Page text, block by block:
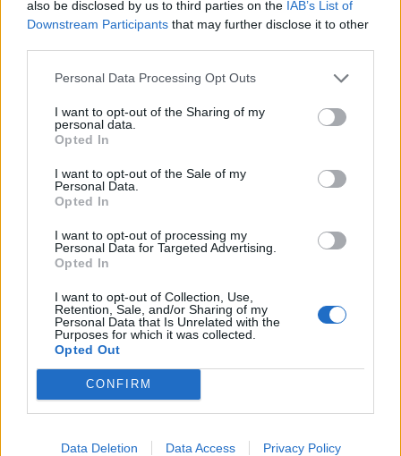
also be disclosed by us to third parties on the IAB’s List of
Downstream Participants that may further disclose it to other
Personal Data Processing Opt Outs
I want to opt-out of the Sharing of my
personal data.
Opted In
I want to opt-out of the Sale of my
Personal Data.
Opted In
I want to opt-out of processing my
Personal Data for Targeted Advertising.
Opted In
I want to opt-out of Collection, Use,
Retention, Sale, and/or Sharing of my
Personal Data that Is Unrelated with the
Purposes for which it was collected.
Opted Out
CONFIRM
Data Deletion Data Access Privacy Policy
Πού βρίσκεται η πιο ακριβή σουίτα
ξενοδοχείου στον κόσμο
Έχετε αναρωτηθεί ποτέ πώς θα ήταν το εσωτερικό ενός από τα
πιο ακριβά ρετιρέ ξενοδοχείων στο κόσμο στο οποίο, ρεαλιστικά
μιλώντας, γνωρίζετε ότι θα ήταν αρκετά δύσκολο να βρεθείτε; Στο
Ντουμπάι και συγκεκριμένα στο Atlantis The Royal, στην τεχνητή
νησίδα Palm Jumeirah, βρίσκεται μία από τις ακριβότερες και πιο
εντυπωσιακές ξενοδοχειακές σουίτες στον κόσμο.
NEWSROOM/05 Αυγ 2026